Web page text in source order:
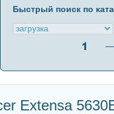
Быстрый поиск по
Extensa